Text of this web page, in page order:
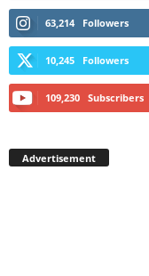
63,214 Followers
10,245 Followers
109,230 Subscribers
Advertisement